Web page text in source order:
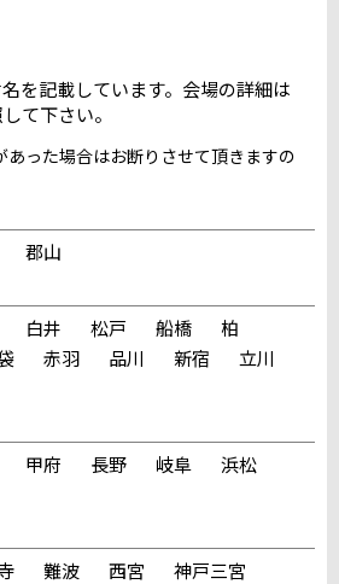
を記載しています。会場の詳細は
て下さい。
った場合はお断りさせて頂きますの
郡山
白井 松戸 船橋
柏
赤羽 品川 新宿
立川
甲府 長野 岐阜
浜松
難波 西宮
神戸三宮